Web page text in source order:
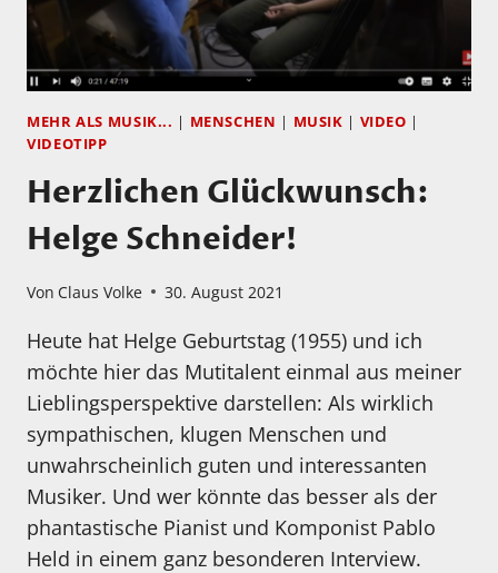
(CAFE
BLEU)
MEHR ALS MUSIK... | MENSCHEN | MUSIK | VIDEO |
VIDEOTIPP
Herzlichen Glückwunsch:
Helge Schneider!
Von Claus Volke 30. August 2021
Heute hat Helge Geburtstag (1955) und ich
möchte hier das Mutitalent einmal aus meiner
Lieblingsperspektive darstellen: Als wirklich
sympathischen, klugen Menschen und
unwahrscheinlich guten und interessanten
Musiker. Und wer könnte das besser als der
phantastische Pianist und Komponist Pablo
Held in einem ganz besonderen Interview.